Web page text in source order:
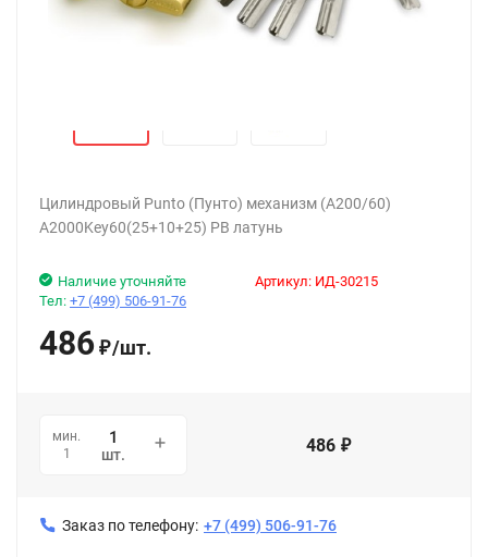
Цилиндровый Punto (Пунто) механизм (A200/60)
A2000Key60(25+10+25) PB латунь
Артикул: ИД-30215
Наличие уточняйте
Тел: +7 (499) 506-91-76
486 ₽/шт.
мин.
1
шт. 486 ₽
Заказ по телефону: +7 (499) 506-91-76